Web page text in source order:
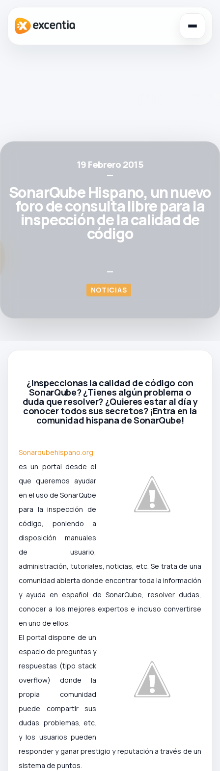
19 Febrero 2015
—
SonarQube Hispano, un nuevo
foro de consulta libre para la
inspección de la calidad de
código
—
NOTICIAS
¿Inspeccionas la calidad de código con
SonarQube? ¿Tienes algún problema o
duda que resolver? ¿Quieres estar al día y
conocer todos sus secretos? ¡Entra en la
comunidad hispana de SonarQube!
Sonarqubehispano.org
es un portal desde el
que queremos ayudar
en el uso de SonarQube
para la inspección de
código, poniendo a
disposición manuales
de usuario,
administración, tutoriales, noticias, etc. Se trata de una
comunidad abierta donde encontrar toda la información
y ayuda en español de SonarQube, resolver dudas,
conocer a los mejores expertos e incluso convertirse
en uno de ellos.
El portal dispone de un
espacio de preguntas y
respuestas (tipo stack
overflow) donde la
propia comunidad
puede compartir sus
dudas, problemas, etc.
y los usuarios pueden
responder y ganar prestigio y reputación a través de un
sistema de puntos.